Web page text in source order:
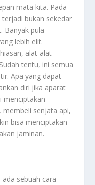
mata kita. Pada
bukan sekedar
Banyak pula
lebih elit.
alat-alat
tentu, ini semua
Apa yang dapat
diri jika aparat
menciptakan
membeli senjata api,
bisa menciptakan
jaminan.
sebuah cara